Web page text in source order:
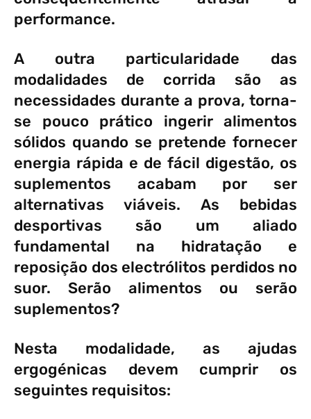
performance.
A outra particularidade das
modalidades de corrida são as
necessidades durante a prova, torna-
se pouco prático ingerir alimentos
sólidos quando se pretende fornecer
energia rápida e de fácil digestão, os
suplementos acabam por ser
alternativas viáveis. As bebidas
desportivas são um aliado
fundamental na hidratação e
reposição dos electrólitos perdidos no
suor. Serão alimentos ou serão
suplementos?
Nesta modalidade, as ajudas
ergogénicas devem cumprir os
seguintes requisitos: